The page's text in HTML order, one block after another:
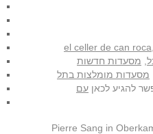
el celler de can roca
מסעדות חדשות
מסעדות מומלצות בתל
להגיע לכאן עם